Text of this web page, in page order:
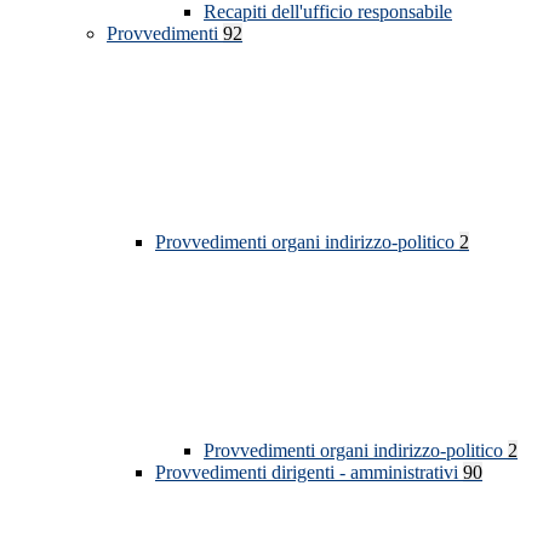
Recapiti dell'ufficio responsabile
Provvedimenti 92
Provvedimenti organi indirizzo-politico 2
Provvedimenti organi indirizzo-politico 2
Provvedimenti dirigenti - amministrativi 90